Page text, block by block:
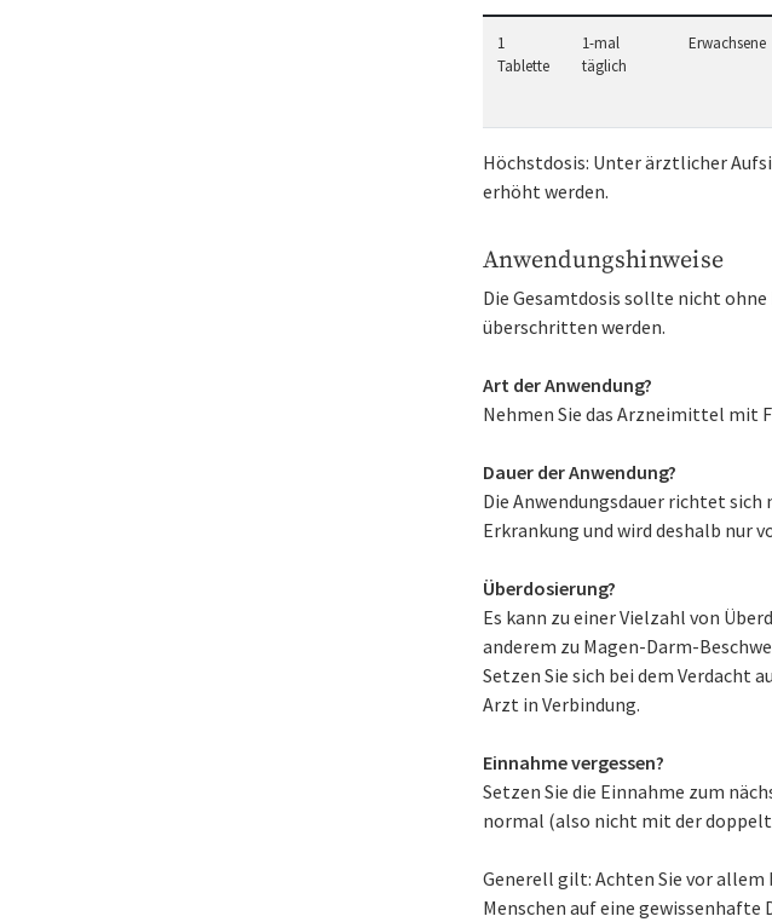
1
Tablette
1-mal
täglich
Erwachsene
Höchstdosis: Unter ärztlicher
erhöht werden.
Anwendungshinweise
Die Gesamtdosis sollte nicht
überschritten werden.
Art der Anwendung?
Nehmen Sie das Arzneimittel mit
Dauer der Anwendung?
Die Anwendungsdauer richtet sich
Erkrankung und wird deshalb nur
Überdosierung?
Es kann zu einer Vielzahl von
anderem zu Magen-Darm-
Setzen Sie sich bei dem Verdacht
Arzt in Verbindung.
Einnahme vergessen?
Setzen Sie die Einnahme zum
normal (also nicht mit der
Generell gilt: Achten Sie vor
Menschen auf eine